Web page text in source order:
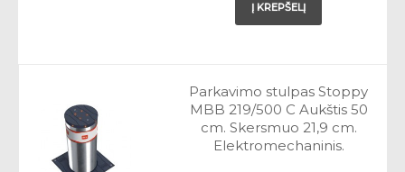
Į KREPŠELĮ
Parkavimo stulpas Stoppy
MBB 219/500 C Aukštis 50
cm. Skersmuo 21,9 cm.
Elektromechaninis.